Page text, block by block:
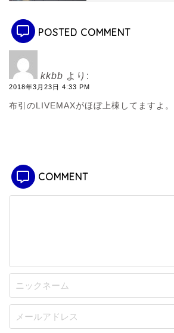
POSTED COMMENT
kkbb より:
2018年3月23日 4:33 PM
布引のLIVEMAXがほぼ上棟してますよ。
COMMENT